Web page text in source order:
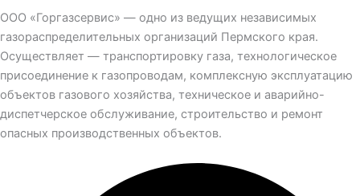
ООО «Горгазсервис» — одно из ведущих независимых
газораспределительных организаций Пермского края.
Осуществляет — транспортировку газа, технологическое
присоединение к газопроводам, комплексную эксплуатацию
объектов газового хозяйства, техническое и аварийно-
диспетчерское обслуживание, строительство и ремонт
опасных производственных объектов.